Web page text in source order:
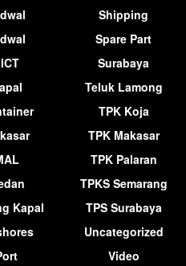
Kapal
Shipping
Spare Part
Surabaya
Teluk Lamong
TPK Koja
TPK Makasar
TPK Palaran
TPKS Semarang
TPS Surabaya
Uncategorized
Video